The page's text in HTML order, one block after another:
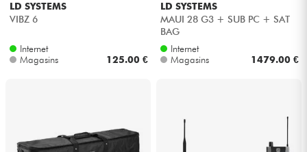
LD SYSTEMS
VIBZ 6
Internet
Magasins
125.00 €
LD SYSTEMS
MAUI 28 G3 + SUB PC + SAT
BAG
Internet
Magasins
1479.00 €